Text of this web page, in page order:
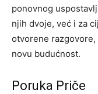
ponovnog
njih dvoje, već i za
otvorene razgovore,
novu budućnost.
Poruka Priče